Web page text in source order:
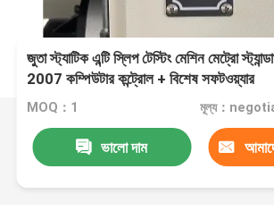
জুতা স্ট্যাটিক এন্টি স্লিপ টেস্টিং মেশিন মেট্রো
2007 কম্পিউটার কন্ট্রোল + বিশেষ সফটওয়্যার
MOQ：1 মূল্য：
ভালো দাম